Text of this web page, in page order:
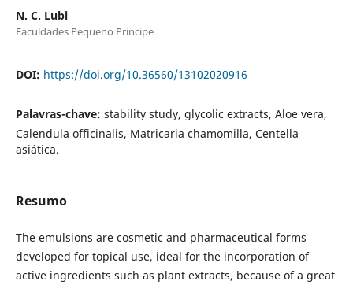
N. C. Lubi
Faculdades Pequeno Principe
DOI: https://doi.org/10.36560/13102020916
Palavras-chave: stability study, glycolic extracts, Aloe vera,
Calendula officinalis, Matricaria chamomilla, Centella
asiática.
Resumo
The emulsions are cosmetic and pharmaceutical forms
developed for topical use, ideal for the incorporation of
active ingredients such as plant extracts, because of a great